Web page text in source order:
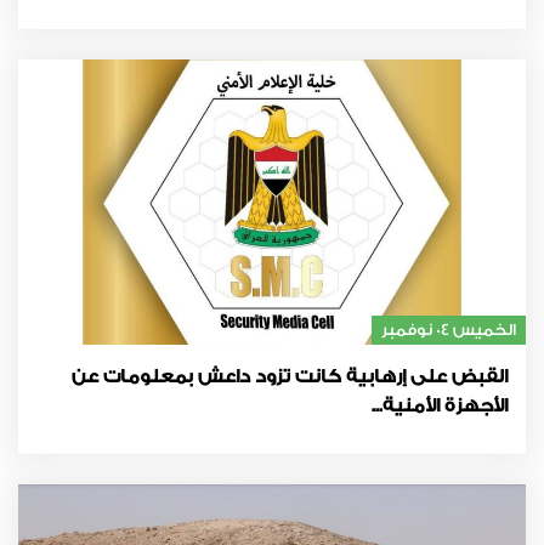
الخميس 04 نوفمبر
القبض على إرهابية كانت تزود داعش بمعلومات عن
الأجهزة الأمنية...